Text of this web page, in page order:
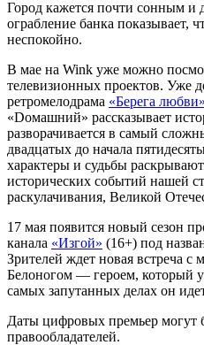
Город кажется почти сонным
ограбление банка показывает,
неспокойно.
В мае на Wink уже можно
телевизионных проектов. Уже
ретромелодрама «Берега любви»
«Dомашний» рассказывает
разворачивается в самый
двадцатых до начала
характеры и судьбы
исторических событий нашей
раскулачивания, Великой
17 мая появится новый сезон
канала «Изгой» (16+) под
Зрителей ждет новая встреча
Белоногом — героем, который
самых запутанных делах он
Даты цифровых премьер
правообладателей.